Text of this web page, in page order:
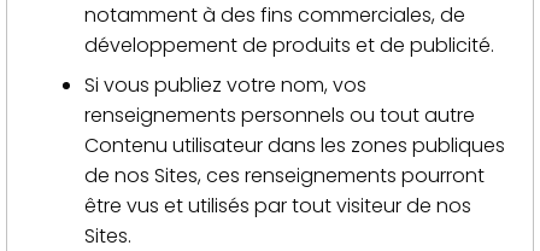
notamment à des fins commerciales, de
développement de produits et de publicité.
Si vous publiez votre nom, vos
renseignements personnels ou tout autre
Contenu utilisateur dans les zones publiques
de nos Sites, ces renseignements pourront
être vus et utilisés par tout visiteur de nos
Sites.